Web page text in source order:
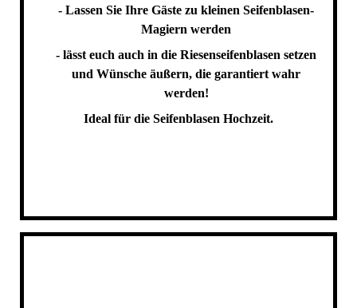
- Lassen Sie Ihre Gäste zu kleinen Seifenblasen-
Magiern werden
- lässt euch auch in die Riesenseifenblasen setzen
und Wünsche äußern, die garantiert wahr
werden!
Ideal für die Seifenblasen Hochzeit.